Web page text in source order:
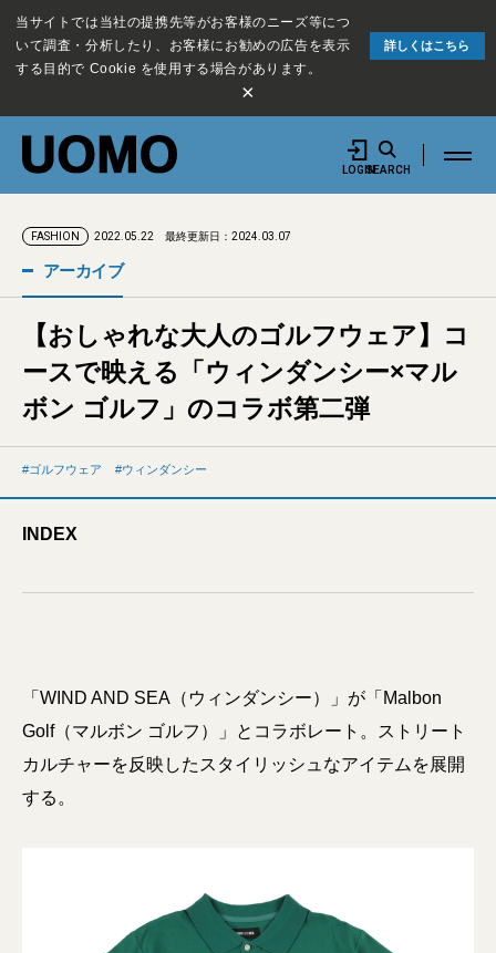
当サイトでは当社の提携先等がお客様のニーズ等につ
いて調査・分析したり、お客様にお勧めの広告を表示
する目的で Cookie を使用する場合があります。
詳しくはこちら
×
LOGINSEARCH
FASHION 2022.05.22 最終更新日：2024.03.07
アーカイブ
【おしゃれな大人のゴルフウェア】コ
ースで映える「ウィンダンシー×マル
ボン ゴルフ」のコラボ第二弾
ゴルフウェア ウィンダンシー
INDEX
「WIND AND SEA（ウィンダンシー）」が「Malbon
Golf（マルボン ゴルフ）」とコラボレート。ストリート
カルチャーを反映したスタイリッシュなアイテムを展開
する。